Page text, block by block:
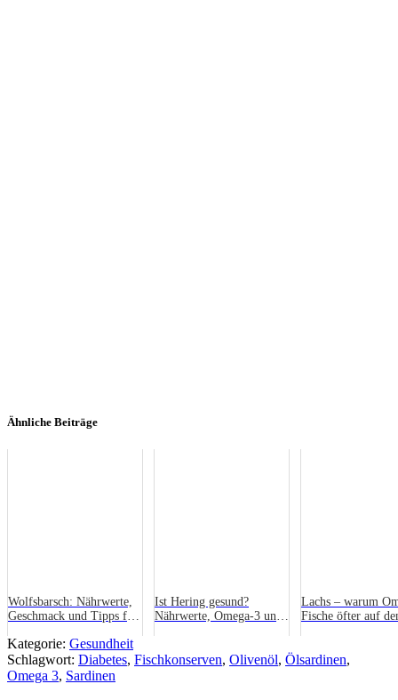
Ähnliche Beiträge
Wolfsbarsch: Nährwerte,
Geschmack und Tipps für
Ist Hering gesund?
Nährwerte, Omega-3 und
Lachs – warum
Fische öfter auf
Kategorie: Gesundheit
Schlagwort: Diabetes, Fischkonserven, Olivenöl, Ölsardinen,
Omega 3, Sardinen